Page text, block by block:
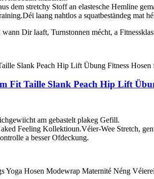
dem stretchy Stoff an elastesche Hemline
laang nahtlos a squatbeständeg mat
Dir laaft, Turnstonnen mécht, a
Fit Taille Slank Peach Hip Lift
am gebastelt plakeg Gefill.
Feeling Kollektioun.Véier-Wee Stretch,
a besser Ofdeckung.